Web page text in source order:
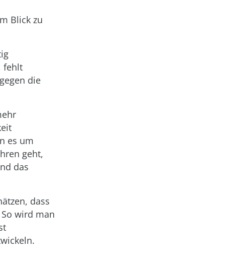
Blick zu
fehlt
die
es um
geht,
das
dass
wird man